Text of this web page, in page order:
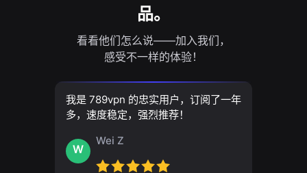
品。
看看他们怎么说——加入我们，
感受不一样的体验！
我是 789vpn 的忠实用户，订阅了一年
多，速度稳定，强烈推荐！
W
Wei Z